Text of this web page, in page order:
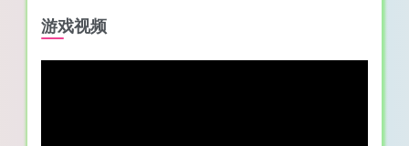
游戏视频